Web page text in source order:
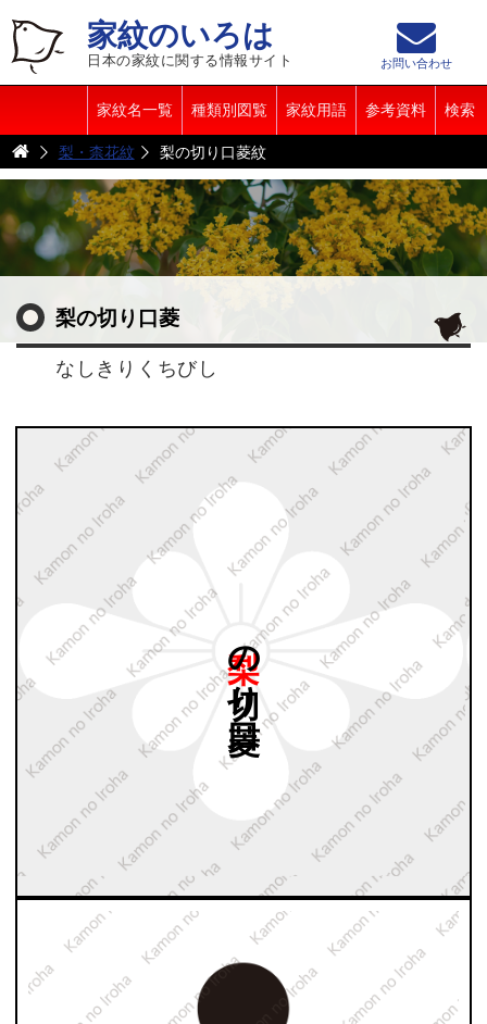
家紋のいろは
日本の家紋に関する情報サイト
家紋名一覧 種類別図覧 家紋用語 参考資料 検索
お問い合わせ
梨・柰花紋 梨の切り口菱紋
梨の切り口菱
なしきりくちびし
口菱